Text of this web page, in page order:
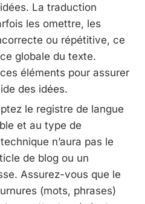
La traduction
les omettre, les
ou répétitive, ce
globale du texte.
éléments pour assurer
des idées.
le registre de langue
et au type de
n’aura pas le
de blog ou un
Assurez-vous que le
(mots, phrases)